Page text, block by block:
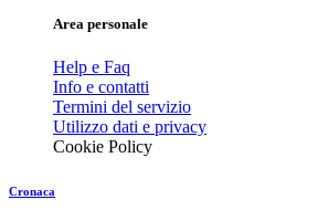
Area personale
Help e Faq
Info e contatti
Termini del servizio
Utilizzo dati e privacy
Cookie Policy
Cronaca